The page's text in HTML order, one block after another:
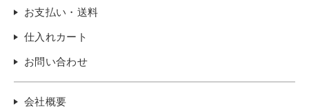
お支払い・送料
仕入れカート
お問い合わせ
会社概要